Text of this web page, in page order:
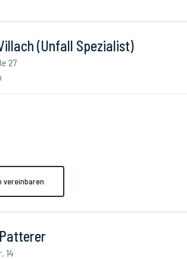
(Unfall Spezialist)
27
vereinbaren
14